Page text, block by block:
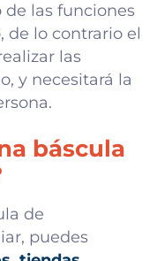
de las funciones
de lo contrario el
las
y necesitará la
báscula
de
puedes